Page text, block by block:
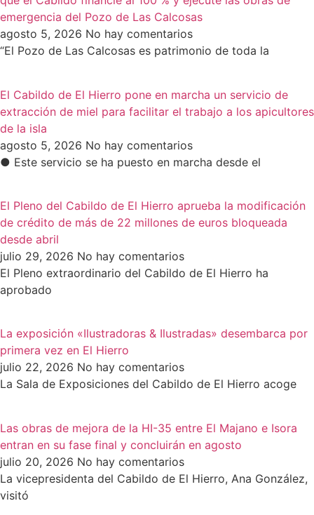
emergencia del Pozo de Las Calcosas
agosto 5, 2026 No hay comentarios
“El Pozo de Las Calcosas es patrimonio de toda la
El Cabildo de El Hierro pone en marcha un servicio de
extracción de miel para facilitar el trabajo a los apicultores
de la isla
agosto 5, 2026 No hay comentarios
● Este servicio se ha puesto en marcha desde el
El Pleno del Cabildo de El Hierro aprueba la modificación
de crédito de más de 22 millones de euros bloqueada
desde abril
julio 29, 2026 No hay comentarios
El Pleno extraordinario del Cabildo de El Hierro ha
aprobado
La exposición «Ilustradoras & Ilustradas» desembarca por
primera vez en El Hierro
julio 22, 2026 No hay comentarios
La Sala de Exposiciones del Cabildo de El Hierro acoge
Las obras de mejora de la HI-35 entre El Majano e Isora
entran en su fase final y concluirán en agosto
julio 20, 2026 No hay comentarios
La vicepresidenta del Cabildo de El Hierro, Ana González,
visitó